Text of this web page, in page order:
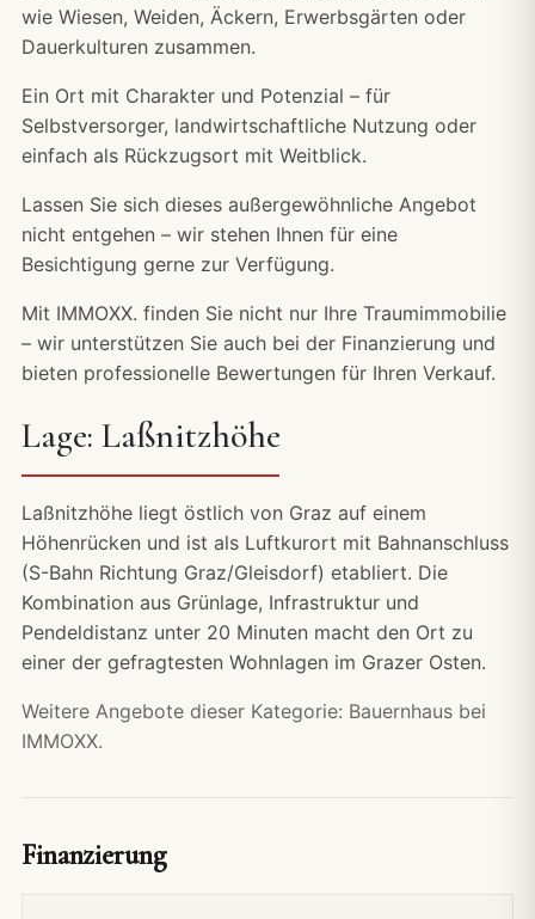
wie Wiesen, Weiden, Äckern, Erwerbsgärten oder
Dauerkulturen zusammen.
Ein Ort mit Charakter und Potenzial – für
Selbstversorger, landwirtschaftliche Nutzung oder
einfach als Rückzugsort mit Weitblick.
Lassen Sie sich dieses außergewöhnliche Angebot
nicht entgehen – wir stehen Ihnen für eine
Besichtigung gerne zur Verfügung.
Mit IMMOXX. finden Sie nicht nur Ihre Traumimmobilie
– wir unterstützen Sie auch bei der Finanzierung und
bieten professionelle Bewertungen für Ihren Verkauf.
Lage: Laßnitzhöhe
Laßnitzhöhe liegt östlich von Graz auf einem
Höhenrücken und ist als Luftkurort mit Bahnanschluss
(S-Bahn Richtung Graz/Gleisdorf) etabliert. Die
Kombination aus Grünlage, Infrastruktur und
Pendeldistanz unter 20 Minuten macht den Ort zu
einer der gefragtesten Wohnlagen im Grazer Osten.
Weitere Angebote dieser Kategorie: Bauernhaus bei
IMMOXX.
Finanzierung